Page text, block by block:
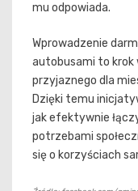
mu odpowiada.
Wprowadzenie
autobusami to krok
przyjaznego dla
Dzięki temu
jak efektywnie
potrzebami
się o korzyściach